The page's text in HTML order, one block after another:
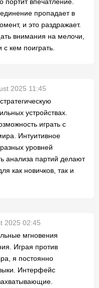
пропадает в
и это раздражает.
внимания на мелочи,
с кем поиграть.
2025 11:45
устройствах.
играть с
Интуитивное
уровней
анализа партий делают
как новичков, так и
2025 02:45
мгновения
Играя против
я постоянно
Интерфейс